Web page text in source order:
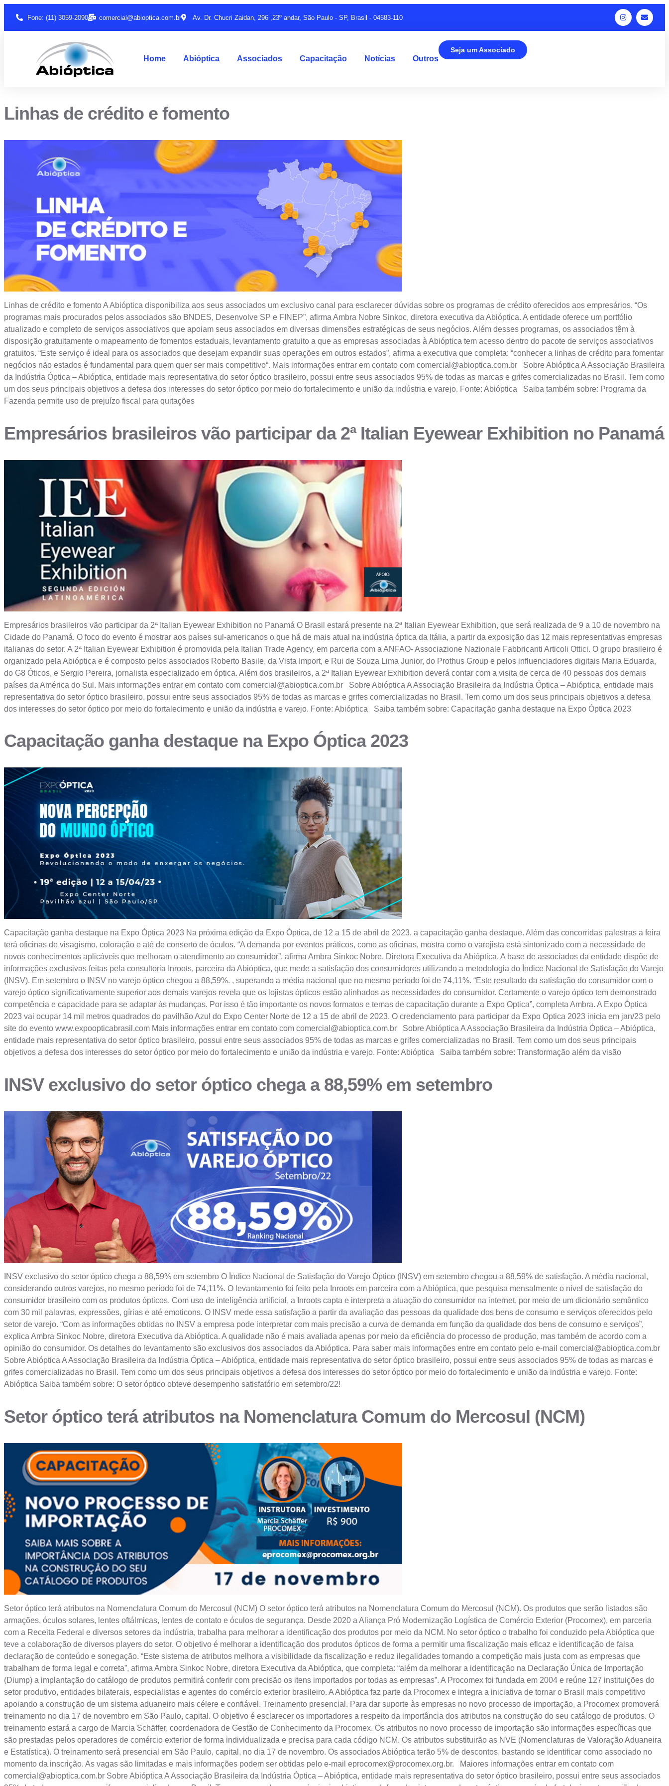
Fone: (11) 3059-2090 comercial@abioptica.com.br Av. Dr. Chucri Zaidan, 296 ,23º andar, São Paulo - SP, Brasil - 04583-110
Home Abióptica Associados Capacitação Notícias Outros
Seja um Associado
Linhas de crédito e fomento
Linhas de crédito e fomento A Abióptica disponibiliza aos seus associados um exclusivo canal para esclarecer dúvidas sobre os programas de crédito oferecidos aos empresários. “Os
programas mais procurados pelos associados são BNDES, Desenvolve SP e FINEP”, afirma Ambra Nobre Sinkoc, diretora executiva da Abióptica. A entidade oferece um portfólio
atualizado e completo de serviços associativos que apoiam seus associados em diversas dimensões estratégicas de seus negócios. Além desses programas, os associados têm à
disposição gratuitamente o mapeamento de fomentos estaduais, levantamento gratuito a que as empresas associadas à Abióptica tem acesso dentro do pacote de serviços associativos
gratuitos. “Este serviço é ideal para os associados que desejam expandir suas operações em outros estados”, afirma a executiva que completa: “conhecer a linhas de crédito para fomentar
negócios não estados é fundamental para quem quer ser mais competitivo“. Mais informações entrar em contato com comercial@abioptica.com.br Sobre Abióptica A Associação Brasileira
da Indústria Óptica – Abióptica, entidade mais representativa do setor óptico brasileiro, possui entre seus associados 95% de todas as marcas e grifes comercializadas no Brasil. Tem como
um dos seus principais objetivos a defesa dos interesses do setor óptico por meio do fortalecimento e união da indústria e varejo. Fonte: Abióptica Saiba também sobre: Programa da
Fazenda permite uso de prejuízo fiscal para quitações
Empresários brasileiros vão participar da 2ª Italian Eyewear Exhibition no Panamá
Empresários brasileiros vão participar da 2ª Italian Eyewear Exhibition no Panamá O Brasil estará presente na 2ª Italian Eyewear Exhibition, que será realizada de 9 a 10 de novembro na
Cidade do Panamá. O foco do evento é mostrar aos países sul-americanos o que há de mais atual na indústria óptica da Itália, a partir da exposição das 12 mais representativas empresas
italianas do setor. A 2ª Italian Eyewear Exhibition é promovida pela Italian Trade Agency, em parceria com a ANFAO- Associazione Nazionale Fabbricanti Articoli Ottici. O grupo brasileiro é
organizado pela Abióptica e é composto pelos associados Roberto Basile, da Vista Import, e Rui de Souza Lima Junior, do Prothus Group e pelos influenciadores digitais Maria Eduarda,
do G8 Óticos, e Sergio Pereira, jornalista especializado em óptica. Além dos brasileiros, a 2ª Italian Eyewear Exhibition deverá contar com a visita de cerca de 40 pessoas dos demais
países da América do Sul. Mais informações entrar em contato com comercial@abioptica.com.br Sobre Abióptica A Associação Brasileira da Indústria Óptica – Abióptica, entidade mais
representativa do setor óptico brasileiro, possui entre seus associados 95% de todas as marcas e grifes comercializadas no Brasil. Tem como um dos seus principais objetivos a defesa
dos interesses do setor óptico por meio do fortalecimento e união da indústria e varejo. Fonte: Abióptica Saiba também sobre: Capacitação ganha destaque na Expo Óptica 2023
Capacitação ganha destaque na Expo Óptica 2023
Capacitação ganha destaque na Expo Óptica 2023 Na próxima edição da Expo Óptica, de 12 a 15 de abril de 2023, a capacitação ganha destaque. Além das concorridas palestras a feira
terá oficinas de visagismo, coloração e até de conserto de óculos. “A demanda por eventos práticos, como as oficinas, mostra como o varejista está sintonizado com a necessidade de
novos conhecimentos aplicáveis que melhoram o atendimento ao consumidor”, afirma Ambra Sinkoc Nobre, Diretora Executiva da Abióptica. A base de associados da entidade dispõe de
informações exclusivas feitas pela consultoria Inroots, parceira da Abióptica, que mede a satisfação dos consumidores utilizando a metodologia do Índice Nacional de Satisfação do Varejo
(INSV). Em setembro o INSV no varejo óptico chegou a 88,59%. , superando a média nacional que no mesmo período foi de 74,11%. “Este resultado da satisfação do consumidor com o
varejo óptico significativamente superior aos demais varejos revela que os lojistas ópticos estão alinhados as necessidades do consumidor. Certamente o varejo óptico tem demonstrado
competência e capacidade para se adaptar às mudanças. Por isso é tão importante os novos formatos e temas de capacitação durante a Expo Optica”, completa Ambra. A Expo Óptica
2023 vai ocupar 14 mil metros quadrados do pavilhão Azul do Expo Center Norte de 12 a 15 de abril de 2023. O credenciamento para participar da Expo Optica 2023 inicia em jan/23 pelo
site do evento www.expoopticabrasil.com Mais informações entrar em contato com comercial@abioptica.com.br Sobre Abióptica A Associação Brasileira da Indústria Óptica – Abióptica,
entidade mais representativa do setor óptico brasileiro, possui entre seus associados 95% de todas as marcas e grifes comercializadas no Brasil. Tem como um dos seus principais
objetivos a defesa dos interesses do setor óptico por meio do fortalecimento e união da indústria e varejo. Fonte: Abióptica Saiba também sobre: Transformação além da visão
INSV exclusivo do setor óptico chega a 88,59% em setembro
INSV exclusivo do setor óptico chega a 88,59% em setembro O Índice Nacional de Satisfação do Varejo Óptico (INSV) em setembro chegou a 88,59% de satisfação. A média nacional,
considerando outros varejos, no mesmo período foi de 74,11%. O levantamento foi feito pela Inroots em parceira com a Abióptica, que pesquisa mensalmente o nível de satisfação do
consumidor brasileiro com os produtos ópticos. Com uso de inteligência artificial, a Inroots capta e interpreta a atuação do consumidor na internet, por meio de um dicionário semântico
com 30 mil palavras, expressões, gírias e até emoticons. O INSV mede essa satisfação a partir da avaliação das pessoas da qualidade dos bens de consumo e serviços oferecidos pelo
setor de varejo. “Com as informações obtidas no INSV a empresa pode interpretar com mais precisão a curva de demanda em função da qualidade dos bens de consumo e serviços”,
explica Ambra Sinkoc Nobre, diretora Executiva da Abióptica. A qualidade não é mais avaliada apenas por meio da eficiência do processo de produção, mas também de acordo com a
opinião do consumidor. Os detalhes do levantamento são exclusivos dos associados da Abióptica. Para saber mais informações entre em contato pelo e-mail comercial@abioptica.com.br
Sobre Abióptica A Associação Brasileira da Indústria Óptica – Abióptica, entidade mais representativa do setor óptico brasileiro, possui entre seus associados 95% de todas as marcas e
grifes comercializadas no Brasil. Tem como um dos seus principais objetivos a defesa dos interesses do setor óptico por meio do fortalecimento e união da indústria e varejo. Fonte:
Abióptica Saiba também sobre: O setor óptico obteve desempenho satisfatório em setembro/22!
Setor óptico terá atributos na Nomenclatura Comum do Mercosul (NCM)
Setor óptico terá atributos na Nomenclatura Comum do Mercosul (NCM) O setor óptico terá atributos na Nomenclatura Comum do Mercosul (NCM). Os produtos que serão listados são
armações, óculos solares, lentes oftálmicas, lentes de contato e óculos de segurança. Desde 2020 a Aliança Pró Modernização Logística de Comércio Exterior (Procomex), em parceria
com a Receita Federal e diversos setores da indústria, trabalha para melhorar a identificação dos produtos por meio da NCM. No setor óptico o trabalho foi conduzido pela Abióptica que
teve a colaboração de diversos players do setor. O objetivo é melhorar a identificação dos produtos ópticos de forma a permitir uma fiscalização mais eficaz e identificação de falsa
declaração de conteúdo e sonegação. “Este sistema de atributos melhora a visibilidade da fiscalização e reduz ilegalidades tornando a competição mais justa com as empresas que
trabalham de forma legal e correta”, afirma Ambra Sinkoc Nobre, diretora Executiva da Abióptica, que completa: “além da melhorar a identificação na Declaração Única de Importação
(Diump) a implantação do catálogo de produtos permitirá conferir com precisão os itens importados por todas as empresas”. A Procomex foi fundada em 2004 e reúne 127 instituições do
setor produtivo, entidades bilaterais, especialistas e agentes do comércio exterior brasileiro. A Abióptica faz parte da Procomex e integra a iniciativa de tornar o Brasil mais competitivo
apoiando a construção de um sistema aduaneiro mais célere e confiável. Treinamento presencial. Para dar suporte às empresas no novo processo de importação, a Procomex promoverá
treinamento no dia 17 de novembro em São Paulo, capital. O objetivo é esclarecer os importadores a respeito da importância dos atributos na construção do seu catálogo de produtos. O
treinamento estará a cargo de Marcia Schäffer, coordenadora de Gestão de Conhecimento da Procomex. Os atributos no novo processo de importação são informações específicas que
são prestadas pelos operadores de comércio exterior de forma individualizada e precisa para cada código NCM. Os atributos substituirão as NVE (Nomenclaturas de Valoração Aduaneira
e Estatística). O treinamento será presencial em São Paulo, capital, no dia 17 de novembro. Os associados Abióptica terão 5% de descontos, bastando se identificar como associado no
momento da inscrição. As vagas são limitadas e mais informações podem ser obtidas pelo e-mail eprocomex@procomex.org.br. Maiores informações entrar em contato com
comercial@abioptica.com.br Sobre Abióptica A Associação Brasileira da Indústria Óptica – Abióptica, entidade mais representativa do setor óptico brasileiro, possui entre seus associados